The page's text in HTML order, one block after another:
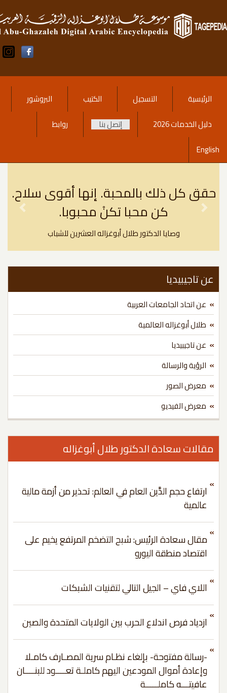
التسجيل الكتيب
البروشور
الخدمات 2026
إتصل بنا
حقق كل ذلك بالمحبة. إنها أقوى سلاح.
كن محبا تكنْ محبوبا.
وصايا الدكتور طلال أبوغزاله العشرين للشباب
تاجيبيديا
عن اتحاد الجامعات العربية
طلال أبوغزاله العالمية
عن تاجيبيديا
الرؤية والرسالة
معرض الصور
معرض الفيديو
سعادة الدكتور طلال أبوغزاله
ارتفاع حجم الدَّين العام في العالم: تحذير من أزمة مالية
عالمية
مقال سعادة الرئيس: شبح التضخم المرتفع يخيم على
اقتصاد منطقة اليورو
اللاي فاي – الجيل التالي لتقنيات الشبكات
ازدياد فرص اندلاع الحرب بين الولايات المتحدة والصين
-رسالة مفتوحة- بإلغاء نظـام سرية المصـارف كامـلا
وإعادة أموال المودعين اليهم كاملـة تعــــود للبنــــان
عافيتـــه كاملـــــة